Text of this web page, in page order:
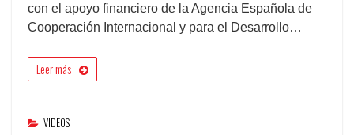
con el apoyo financiero de la Agencia Española de
Cooperación Internacional y para el Desarrollo…
Leer más
VIDEOS